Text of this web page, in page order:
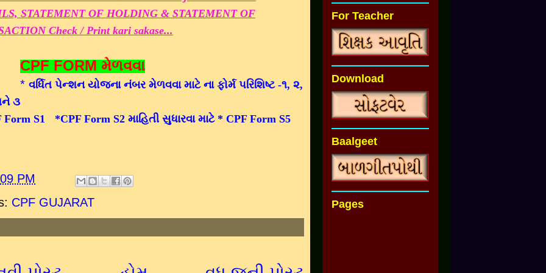
STATEMENT OF HOLDING & STATEMENT OF
Check / Print kari sakase...
CPF FORM મેળવવા
* વર્ધિત પેન્શન યોજના નંબર મેળવવા માટે ના ફોર્મ પરિશિષ્ટ -૧, ૨,
૩
Form S1
*CPF Form S2 માહિતી સુધારવા માટે * CPF Form S5
PM
CPF GUJARAT
For Teacher
Download
Baalgeet
Pages